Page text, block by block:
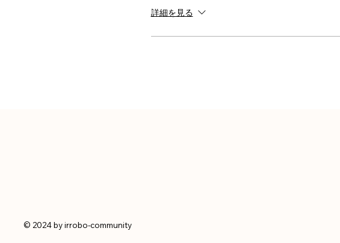
詳細を見る
© 2024 by irrobo-community